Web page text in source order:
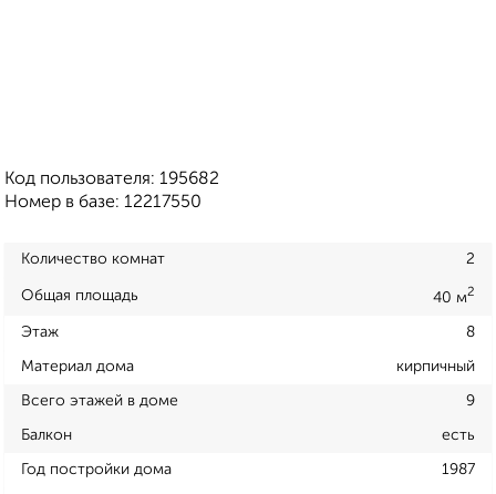
Код пользователя: 195682
Номер в базе: 12217550
Количество комнат 2
Общая площадь 40 м2
Этаж 8
Материал дома кирпичный
Всего этажей в доме 9
Балкон есть
Год постройки дома 1987